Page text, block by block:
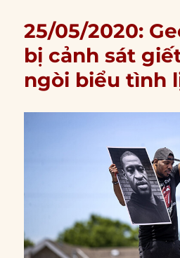
25/05/2020:
bị cảnh sát
ngòi biểu tình